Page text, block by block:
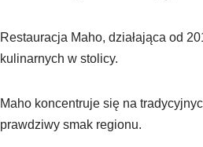
Restauracja Maho, działająca od
kulinarnych w stolicy.
Maho koncentruje się na
prawdziwy smak regionu.